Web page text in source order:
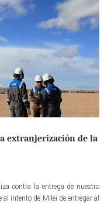
extranjerización de la
contra la entrega de nuestro
intento de Milei de entregar al